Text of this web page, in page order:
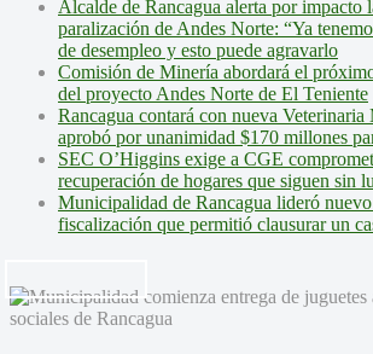
Alcalde de Rancagua alerta por impacto
paralización de Andes Norte: “Ya
de desempleo y esto puede agravarlo
Comisión de Minería abordará el
del proyecto Andes Norte de El Teniente
Rancagua contará con nueva
aprobó por unanimidad $170 millones
SEC O’Higgins exige a CGE
recuperación de hogares que siguen sin
Municipalidad de Rancagua lideró
fiscalización que permitió clausurar un